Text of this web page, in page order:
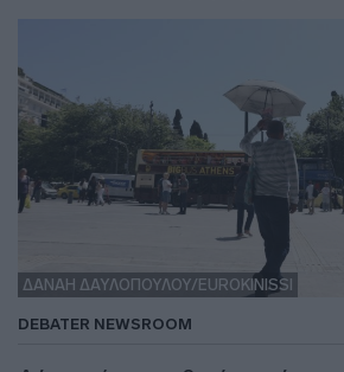
ΔΑΝΑΗ ΔΑΥΛΟΠΟΥΛΟΥ/EUROKINISSI
DEBATER NEWSROOM